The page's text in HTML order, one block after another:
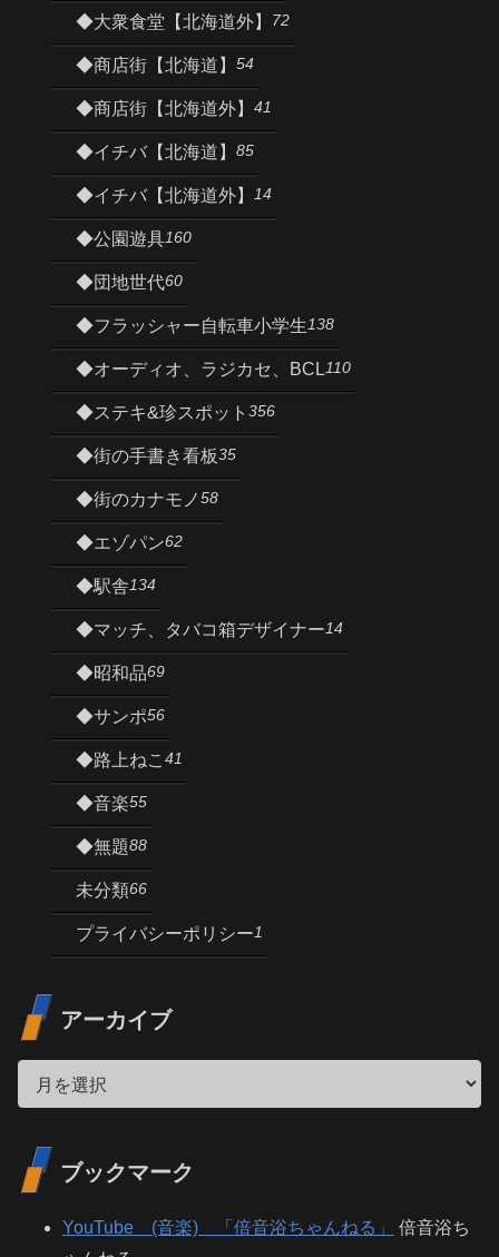
◆大衆食堂【北海道外】 72
◆商店街【北海道】 54
◆商店街【北海道外】 41
◆イチバ【北海道】 85
◆イチバ【北海道外】 14
◆公園遊具160
◆団地世代60
◆フラッシャー自転車小学生138
◆オーディオ、ラジカセ、BCL110
◆ステキ&珍スポット 356
◆街の手書き看板35
◆街のカナモノ58
◆エゾパン62
◆駅舎134
◆マッチ、タバコ箱デザイナー14
◆昭和品69
◆サンポ56
◆路上ねこ 41
◆音楽55
◆無題88
未分類66
プライバシーポリシー1
アーカイブ
ブックマーク
YouTube (音楽) 「倍音浴ちゃんねる」
倍音浴ち